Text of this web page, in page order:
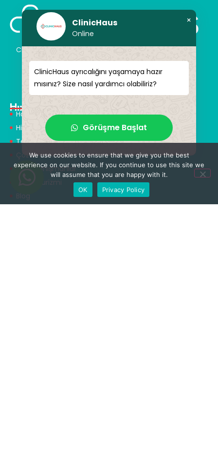
ClinicHaus size hayal ettiğiniz yeniliği profesyonel bir
şekilde sunar ve size sihirli dokunuşlar vaat eder.
Kendinize yeni bir “siz” kazandırın.
Hızlı Menü
Hakkımızda
Hizmetlerimiz
Tedaviler
Çözüm Ortakları
Tıbbi Tanışmanlar
Sağlık Turizmi
Blog
ClinicHaus
Online
×
ClinicHaus ayrıcalığını yaşamaya hazır
mısınız? Size nasıl yardımcı olabiliriz?
Görüşme Başlat
We use cookies to ensure that we give you the best
experience on our website. If you continue to use this site we
will assume that you are happy with it.
OK
Privacy Policy